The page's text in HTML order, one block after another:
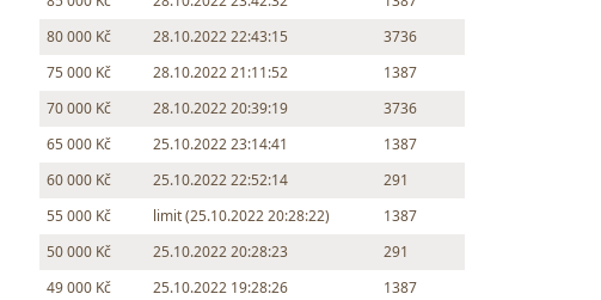
80 000 Kč
28.10.2022 22:43:15
3736
75 000 Kč
28.10.2022 21:11:52
1387
70 000 Kč
28.10.2022 20:39:19
3736
65 000 Kč
25.10.2022 23:14:41
1387
60 000 Kč
25.10.2022 22:52:14
291
55 000 Kč
limit (25.10.2022 20:28:22)
1387
50 000 Kč
25.10.2022 20:28:23
291
49 000 Kč
25.10.2022 19:28:26
1387